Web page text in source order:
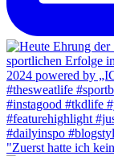
"Zuerst hatte ich